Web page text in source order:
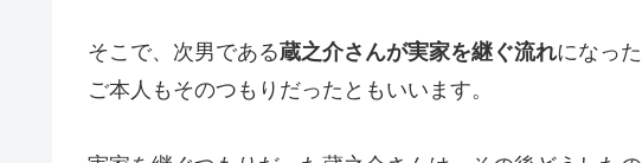
そこで、次男である蔵之介さんが実家を継ぐ流れになっ
ご本人もそのつもりだったともいいます。